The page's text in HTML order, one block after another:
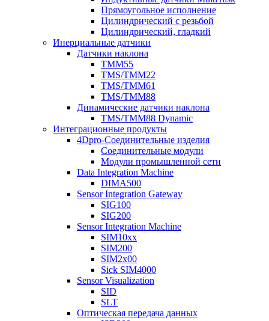
Прямоугольное исполнение
Цилиндрический с резьбой
Цилиндрический, гладкий
Инерциальные датчики
Датчики наклона
TMM55
TMS/TMM22
TMS/TMM61
TMS/TMM88
Динамические датчики наклона
TMS/TMM88 Dynamic
Интеграционные продукты
4Dpro-Соединительные изделия
Соединительные модули
Модули промышленной сети
Data Integration Machine
DIMA500
Sensor Integration Gateway
SIG100
SIG200
Sensor Integration Machine
SIM10xx
SIM200
SIM2x00
Sick SIM4000
Sensor Visualization
SID
SLT
Оптическая передача данных